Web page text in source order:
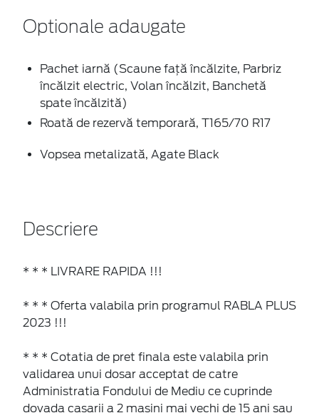
Optionale adaugate
Pachet iarnă (Scaune faţă încălzite, Parbriz
încălzit electric, Volan încălzit, Banchetă
spate încălzită)
Roată de rezervă temporară, T165/70 R17
Vopsea metalizată, Agate Black
Descriere
* * * LIVRARE RAPIDA !!!
* * * Oferta valabila prin programul RABLA PLUS
2023 !!!
* * * Cotatia de pret finala este valabila prin
validarea unui dosar acceptat de catre
Administratia Fondului de Mediu ce cuprinde
dovada casarii a 2 masini mai vechi de 15 ani sau